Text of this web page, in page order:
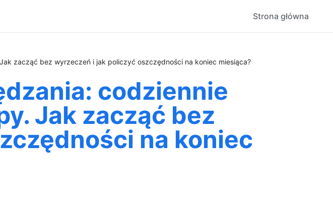
Strona główna
zacząć bez wyrzeczeń i jak policzyć oszczędności na koniec miesiąca?
codziennie
Jak zacząć bez
na koniec